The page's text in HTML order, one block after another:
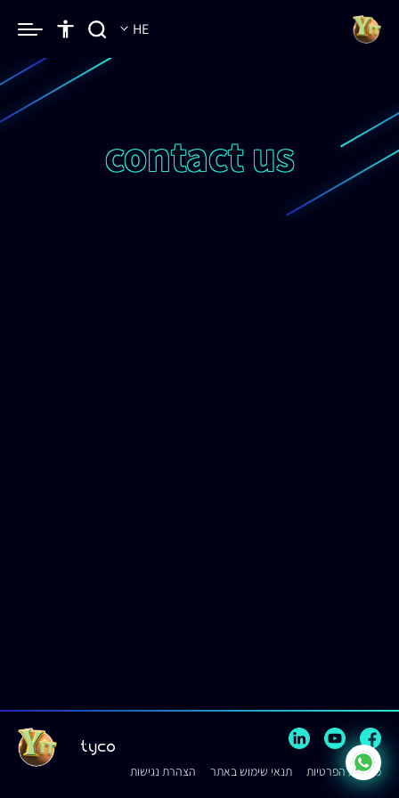
HE
contact us
מדיניות הפרטיות תנאי שימוש באתר הצהרת נגישות